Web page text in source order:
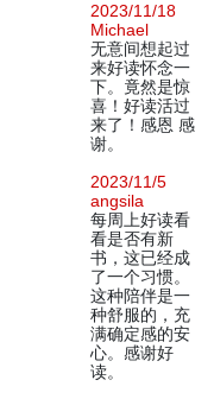
2023/11/18
Michael
无意间想起过
来好读怀念一
下。竟然是惊
喜！好读活过
来了！感恩 感
谢。
2023/11/5
angsila
每周上好读看
看是否有新
书，这已经成
了一个习惯。
这种陪伴是一
种舒服的，充
满确定感的安
心。感谢好
读。